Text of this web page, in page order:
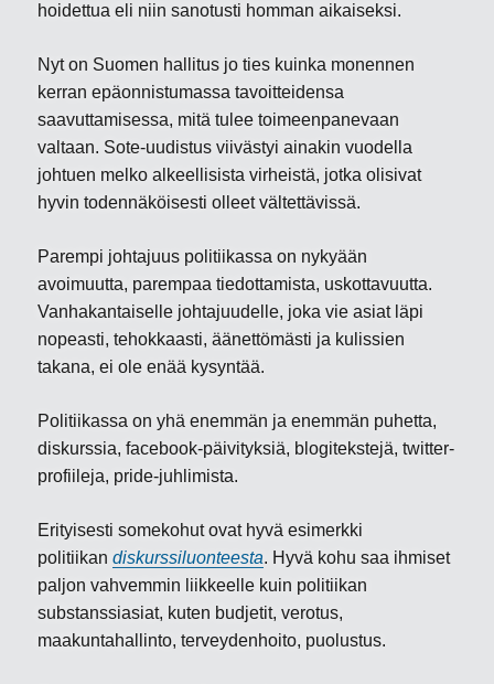
hoidettua eli niin sanotusti homman aikaiseksi.
Nyt on Suomen hallitus jo ties kuinka monennen
kerran epäonnistumassa tavoitteidensa
saavuttamisessa, mitä tulee toimeenpanevaan
valtaan. Sote-uudistus viivästyi ainakin vuodella
johtuen melko alkeellisista virheistä, jotka olisivat
hyvin todennäköisesti olleet vältettävissä.
Parempi johtajuus politiikassa on nykyään
avoimuutta, parempaa tiedottamista, uskottavuutta.
Vanhakantaiselle johtajuudelle, joka vie asiat läpi
nopeasti, tehokkaasti, äänettömästi ja kulissien
takana, ei ole enää kysyntää.
Politiikassa on yhä enemmän ja enemmän puhetta,
diskurssia, facebook-päivityksiä, blogitekstejä, twitter-
profiileja, pride-juhlimista.
Erityisesti somekohut ovat hyvä esimerkki
politiikandiskurssiluonteesta. Hyvä kohu saa ihmiset
paljon vahvemmin liikkeelle kuin politiikan
substanssiasiat, kuten budjetit, verotus,
maakuntahallinto, terveydenhoito, puolustus.